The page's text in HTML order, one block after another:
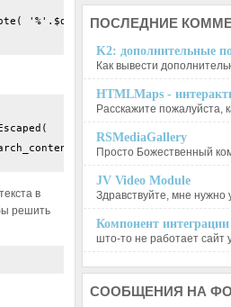
true ).'%', false );
в
решить
ПОСЛЕДНИЕ
K2: дополнительные
Как вывести
HTMLMaps -
Расскажите пожалуйста,
RSMediaGallery
Просто Божественный
JV Video Module
Здравствуйте, мне нужно
Компонент
што-то не работает сайт
СООБЩЕНИЯ НА